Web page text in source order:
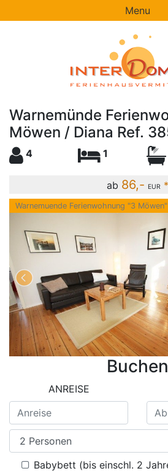
Menu
Warnemünde
Möwen / Diana Ref.
4 1
ab 86,- EUR *
Warnemuende Ferienwohnung "3
Buchen
ANREISE
Babybett (bis einschl. 2